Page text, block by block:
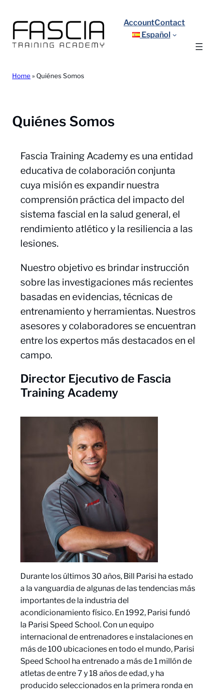
contenido
AccountContact
Español
Home »Quiénes Somos
Quiénes Somos
Fascia Training Academy es una entidad
educativa de colaboración conjunta
cuya misión es expandir nuestra
comprensión práctica del impacto del
sistema fascial en la salud general, el
rendimiento atlético y la resiliencia a las
lesiones.
Nuestro objetivo es brindar instrucción
sobre las investigaciones más recientes
basadas en evidencias, técnicas de
entrenamiento y herramientas. Nuestros
asesores y colaboradores se encuentran
entre los expertos más destacados en el
campo.
Director Ejecutivo de Fascia
Training Academy
Durante los últimos 30 años, Bill Parisi ha estado
a la vanguardia de algunas de las tendencias más
importantes de la industria del
acondicionamiento físico. En 1992, Parisi fundó
la Parisi Speed School. Con un equipo
internacional de entrenadores e instalaciones en
más de 100 ubicaciones en todo el mundo, Parisi
Speed School ha entrenado a más de 1 millón de
atletas de entre 7 y 18 años de edad, y ha
producido seleccionados en la primera ronda en